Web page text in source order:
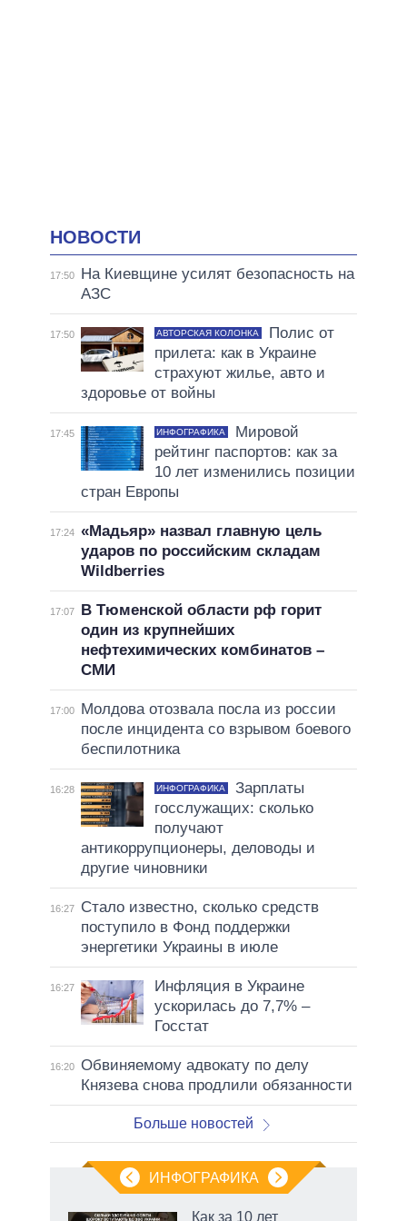
НОВОСТИ
17:50
На Киевщине усилят безопасность на
АЗС
17:50 АВТОРСКАЯ КОЛОНКА
Полис от
прилета: как в Украине
страхуют жилье, авто и
здоровье от войны
17:45 ИНФОГРАФИКА
Мировой
рейтинг паспортов: как за
10 лет изменились позиции
стран Европы
17:24 «Мадьяр» назвал главную цель
ударов по российским складам
Wildberries
17:07
В Тюменской области рф горит
один из крупнейших
нефтехимических комбинатов –
СМИ
17:00
Молдова отозвала посла из россии
после инцидента со взрывом боевого
беспилотника
16:28 ИНФОГРАФИКА
Зарплаты
госслужащих: сколько
получают
антикоррупционеры, деловоды и
другие чиновники
16:27
Стало известно, сколько средств
поступило в Фонд поддержки
энергетики Украины в июле
16:27
Инфляция в Украине
ускорилась до 7,7% –
Госстат
16:20 Обвиняемому адвокату по делу
Князева снова продлили обязанности
Больше новостей
ИНФОГРАФИКА
Как за 10 лет